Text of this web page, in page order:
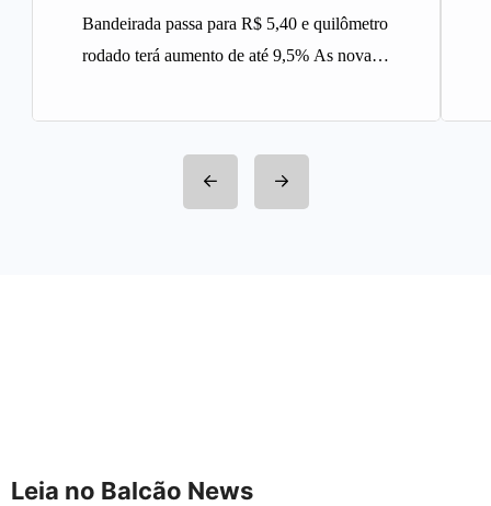
Bandeirada passa para R$ 5,40 e quilômetro
rodado terá aumento de até 9,5% As novas
Leia no Balcão News